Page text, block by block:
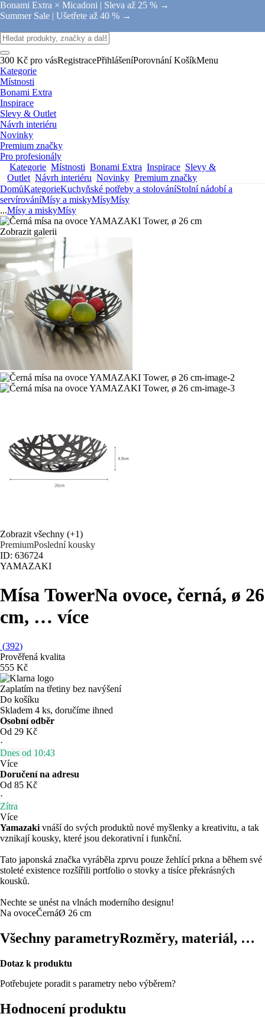
Bonami Extra × Micadoni | Sleva až 25 % →
Summer Sale | Ušetřete až 40 % →
300 Kč pro vásRegistracePřihlášeníPorovnání KošíkMenu
Kategorie
Místnosti
Bonami Extra
Inspirace
Slevy & Outlet
Návrh interiéru
Novinky
Premium značky
Pro profesionály
Kategorie Místnosti Bonami Extra Inspirace Slevy &
Outlet Návrh interiéru Novinky Premium značky
DomůKategorieKuchyňské potřeby a stolováníStolní nádobí a
servírováníMísy a miskyMísyMísy
...Mísy a miskyMísy
Zobrazit galerii
Zobrazit všechny (+1)
PremiumPoslední kousky
ID: 636724
YAMAZAKI
Mísa TowerNa ovoce, černá, ø 26
cm, … více
(392)
Prověřená kvalita
555 Kč
Zaplatím na třetiny bez navýšení
Do košíku
Skladem 4 ks, doručíme ihned
Osobní odběr
Od 29 Kč
·
Dnes od 10:43
Více
Doručení na adresu
Od 85 Kč
·
Zítra
Více
Yamazaki vnáší do svých produktů nové myšlenky a kreativitu, a tak
vznikají kousky, které jsou dekorativní i funkční.
Tato japonská značka vyráběla zprvu pouze žehlící prkna a během své
stoleté existence rozšířili portfolio o stovky a tisíce překrásných
kousků.
Nechte se unést na vlnách moderního designu!
Na ovoceČernáØ 26 cm
Všechny parametryRozměry, materiál, …
Dotaz k produktu
Potřebujete poradit s parametry nebo výběrem?
Hodnocení produktu